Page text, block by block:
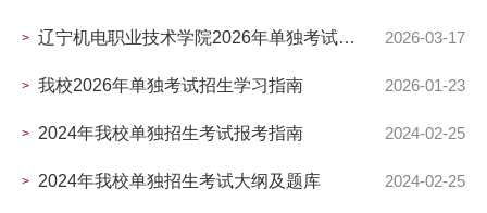
> 辽宁机电职业技术学院2026年单独考试招生简章 2026-03-17
> 我校2026年单独考试招生学习指南 2026-01-23
> 2024年我校单独招生考试报考指南 2024-02-25
> 2024年我校单独招生考试大纲及题库 2024-02-25